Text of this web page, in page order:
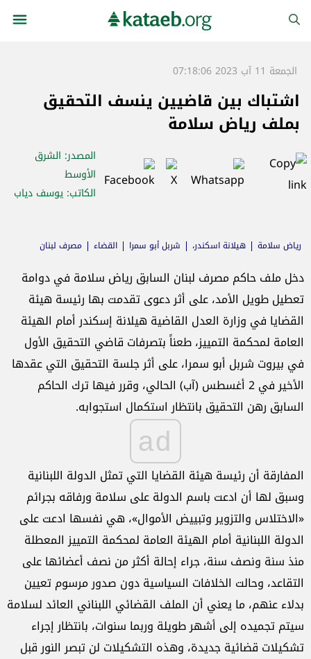
الجمعة 11 آب 2023 07:18:06
اشتباك بين قاضيين ينسف التحقيق
بملف رياض سلامة
المصدر: الشرق
الأوسط
الكاتب: يوسف دياب
رياض سلامة هيلانة اسكندر، شربل أبو سمرا القضاء مصرف لبنان
دخل ملف حاكم مصرف لبنان السابق رياض سلامة في دوامة
تعطيل طويل الأمد، على أثر دعوى تقدمت بها رئيسة هيئة
القضايا في وزارة العدل القاضية هيلانة إسكندر أمام الهيئة
العامة لمحكمة التمييز، طعناً بتصرفات قاضي التحقيق الأول
في بيروت شربل أبو سمرا، على أثر جلسة التحقيق التي عقدها
الأخير في 2 أغسطس (آب) الحالي، وقرر فيها ترك الحاكم
السابق رهن التحقيق بانتظار استكمال استجوابه.
ad
المفارقة أن رئيسة هيئة القضايا التي تمثل الدولة اللبنانية
وسبق لها أن ادعت باسم الدولة على سلامة ورفاقه بجرائم
«الاختلاس والتزوير وتبييض الأموال»، هي نفسها ادعت على
الدولة اللبنانية أمام الهيئة العامة لمحكمة التمييز المعطلة
منذ سنة ونصف سنة، جراء إحالة أكثر من نصف أعضائها على
التقاعد، وحالت الخلافات السياسية دون صدور مرسوم تعيين
بدلاء عنهم، ما يعني أن الملف القضائي اللبناني العائد لسلامة
سيتم تجميده إلى أشهر طويلة وربما سنوات، بانتظار إجراء
تشكيلات قضائية جديدة، وهذه التشكيلات لن تبصر النور قبل